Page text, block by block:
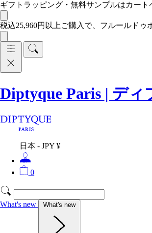
ギフトラッピング・無料サンプルはカート
税込25,960円以上ご購入で、フルールドゥ
Diptyque Paris | デ
日本 - JPY ¥
0
What's new What's new